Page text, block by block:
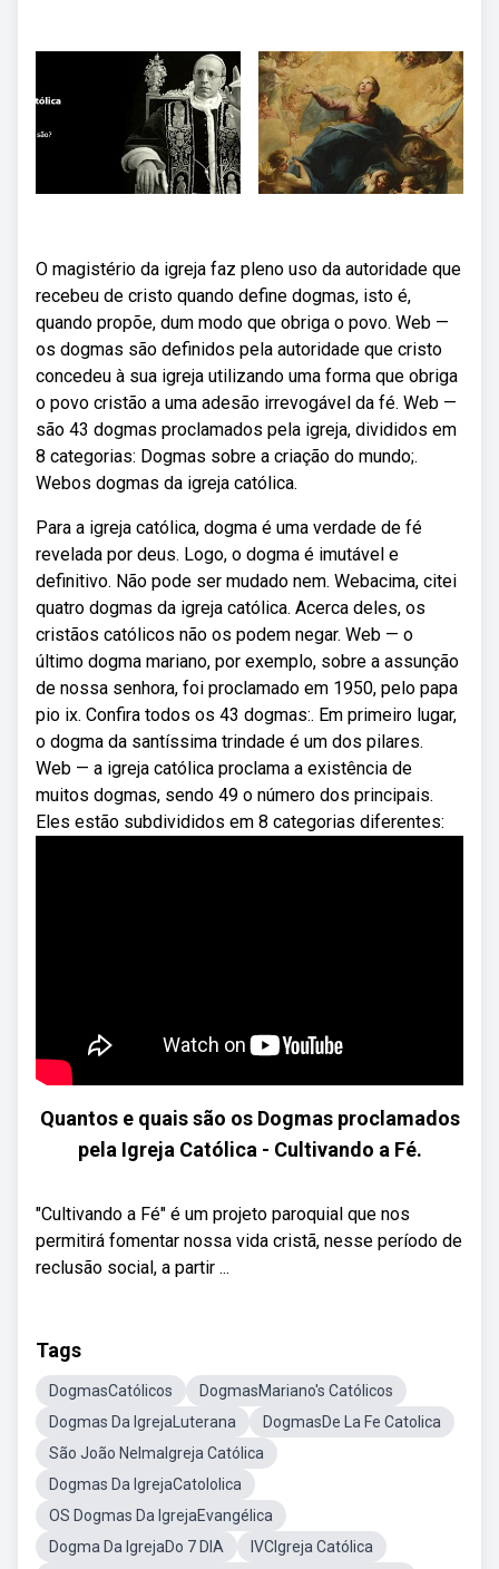
O magistério da igreja faz pleno uso da autoridade que
recebeu de cristo quando define dogmas, isto é,
quando propõe, dum modo que obriga o povo. Web —
os dogmas são definidos pela autoridade que cristo
concedeu à sua igreja utilizando uma forma que obriga
o povo cristão a uma adesão irrevogável da fé. Web —
são 43 dogmas proclamados pela igreja, divididos em
8 categorias: Dogmas sobre a criação do mundo;.
Webos dogmas da igreja católica.
Para a igreja católica, dogma é uma verdade de fé
revelada por deus. Logo, o dogma é imutável e
definitivo. Não pode ser mudado nem. Webacima, citei
quatro dogmas da igreja católica. Acerca deles, os
cristãos católicos não os podem negar. Web — o
último dogma mariano, por exemplo, sobre a assunção
de nossa senhora, foi proclamado em 1950, pelo papa
pio ix. Confira todos os 43 dogmas:. Em primeiro lugar,
o dogma da santíssima trindade é um dos pilares.
Web — a igreja católica proclama a existência de
muitos dogmas, sendo 49 o número dos principais.
Eles estão subdivididos em 8 categorias diferentes:
Quantos e quais são os Dogmas proclamados
pela Igreja Católica - Cultivando a Fé.
"Cultivando a Fé" é um projeto paroquial que nos
permitirá fomentar nossa vida cristã, nesse período de
reclusão social, a partir ...
Tags
DogmasCatólicos
DogmasMariano's Católicos
Dogmas Da IgrejaLuterana
DogmasDe La Fe Catolica
São João NelmaIgreja Católica
Dogmas Da IgrejaCatololica
OS Dogmas Da IgrejaEvangélica
Dogma Da IgrejaDo 7 DIA
IVCIgreja Católica